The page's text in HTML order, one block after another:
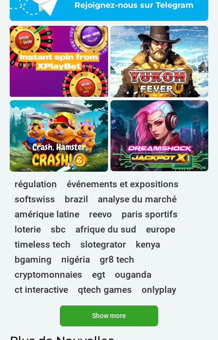
Rejoignez-nous sur Telegram
régulation
événements et expositions
softswiss
brazil
analyse du marché
amérique latine
reevo
paris sportifs
loterie
sbc afrique du sud
europe
timeless tech
slotegrator
kenya
bgaming
nigéria
gr8 tech
cryptomonnaies
egt
ouganda
ct interactive
qtech games
onlyplay
inde endorphina
ghana
elk nolimit
technologies
golden race
Show more